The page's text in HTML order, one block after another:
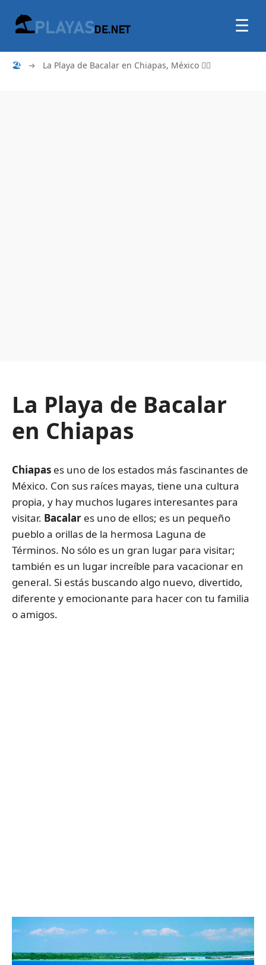
☰
🏖 ➜ La Playa de Bacalar en Chiapas, México 🏄‍♂️
La Playa de Bacalar
en Chiapas
Chiapas es uno de los estados más fascinantes de
México. Con sus raíces mayas, tiene una cultura
propia, y hay muchos lugares interesantes para
visitar. Bacalar es uno de ellos; es un pequeño
pueblo a orillas de la hermosa Laguna de
Términos. No sólo es un gran lugar para visitar;
también es un lugar increíble para vacacionar en
general. Si estás buscando algo nuevo, divertido,
diferente y emocionante para hacer con tu familia
o amigos.